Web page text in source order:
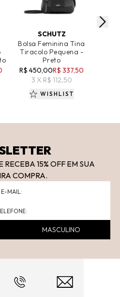
SCHUTZ
Bolsa Feminina Tina
Tiracolo Pequena -
Preto
R$ 450,00R$ 337,50
3 X R$ 112,50
WISHLIST
RECEBA 15% OFF EM SUA
COMPRA.
MASCULINO